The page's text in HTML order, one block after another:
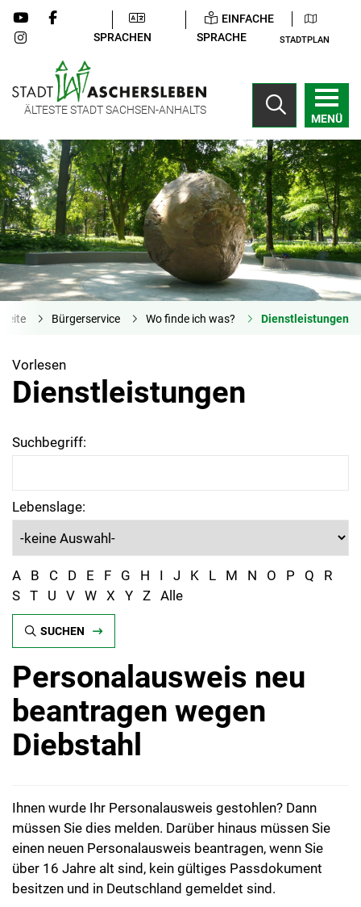
SPRACHEN
EINFACHE
SPRACHE
STADTPLAN
ÄLTESTE STADT SACHSEN-ANHALTS
MENÜ
Bürgerservice Wo finde ich was? Dienstleistungen
Vorlesen
Dienstleistungen
Suchbegriff:
Lebenslage:
A B C D E F G H I J K L M N O P Q
R
S T U V W X Y Z Alle
SUCHEN
Personalausweis neu
beantragen wegen
Diebstahl
Ihnen wurde Ihr Personalausweis gestohlen? Dann
müssen Sie dies melden. Darüber hinaus müssen Sie
einen neuen Personalausweis beantragen, wenn Sie
über 16 Jahre alt sind, kein gültiges Passdokument
besitzen und in Deutschland gemeldet sind.